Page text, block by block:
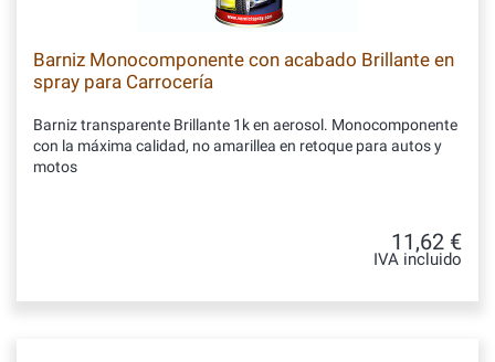
Barniz Monocomponente con acabado Brillante en
spray para Carrocería
Barniz transparente Brillante 1k en aerosol. Monocomponente
con la máxima calidad, no amarillea en retoque para autos y
motos
11,62 €
IVA incluido